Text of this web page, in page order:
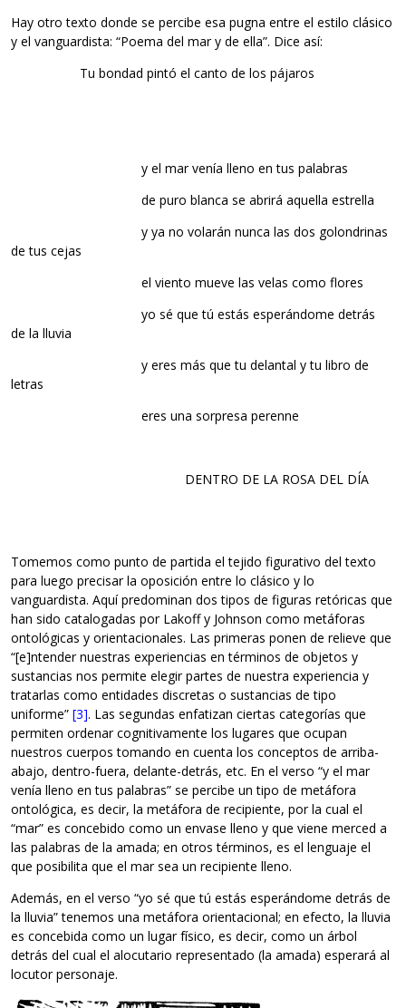
Hay otro texto donde se percibe esa pugna entre el estilo clásico
y el vanguardista: “Poema del mar y de ella”. Dice así:
Tu bondad pintó el canto de los pájaros
y el mar venía lleno en tus palabras
de puro blanca se abrirá aquella estrella
y ya no volarán nunca las dos golondrinas
de tus cejas
el viento mueve las velas como flores
yo sé que tú estás esperándome detrás
de la lluvia
y eres más que tu delantal y tu libro de
letras
eres una sorpresa perenne
DENTRO DE LA ROSA DEL DÍA
Tomemos como punto de partida el tejido figurativo del texto
para luego precisar la oposición entre lo clásico y lo
vanguardista. Aquí predominan dos tipos de figuras retóricas que
han sido catalogadas por Lakoff y Johnson como metáforas
ontológicas y orientacionales. Las primeras ponen de relieve que
“[e]ntender nuestras experiencias en términos de objetos y
sustancias nos permite elegir partes de nuestra experiencia y
tratarlas como entidades discretas o sustancias de tipo
uniforme” [3]. Las segundas enfatizan ciertas categorías que
permiten ordenar cognitivamente los lugares que ocupan
nuestros cuerpos tomando en cuenta los conceptos de arriba-
abajo, dentro-fuera, delante-detrás, etc. En el verso “y el mar
venía lleno en tus palabras” se percibe un tipo de metáfora
ontológica, es decir, la metáfora de recipiente, por la cual el
“mar” es concebido como un envase lleno y que viene merced a
las palabras de la amada; en otros términos, es el lenguaje el
que posibilita que el mar sea un recipiente lleno.
Además, en el verso “yo sé que tú estás esperándome detrás de
la lluvia” tenemos una metáfora orientacional; en efecto, la lluvia
es concebida como un lugar físico, es decir, como un árbol
detrás del cual el alocutario representado (la amada) esperará al
locutor personaje.